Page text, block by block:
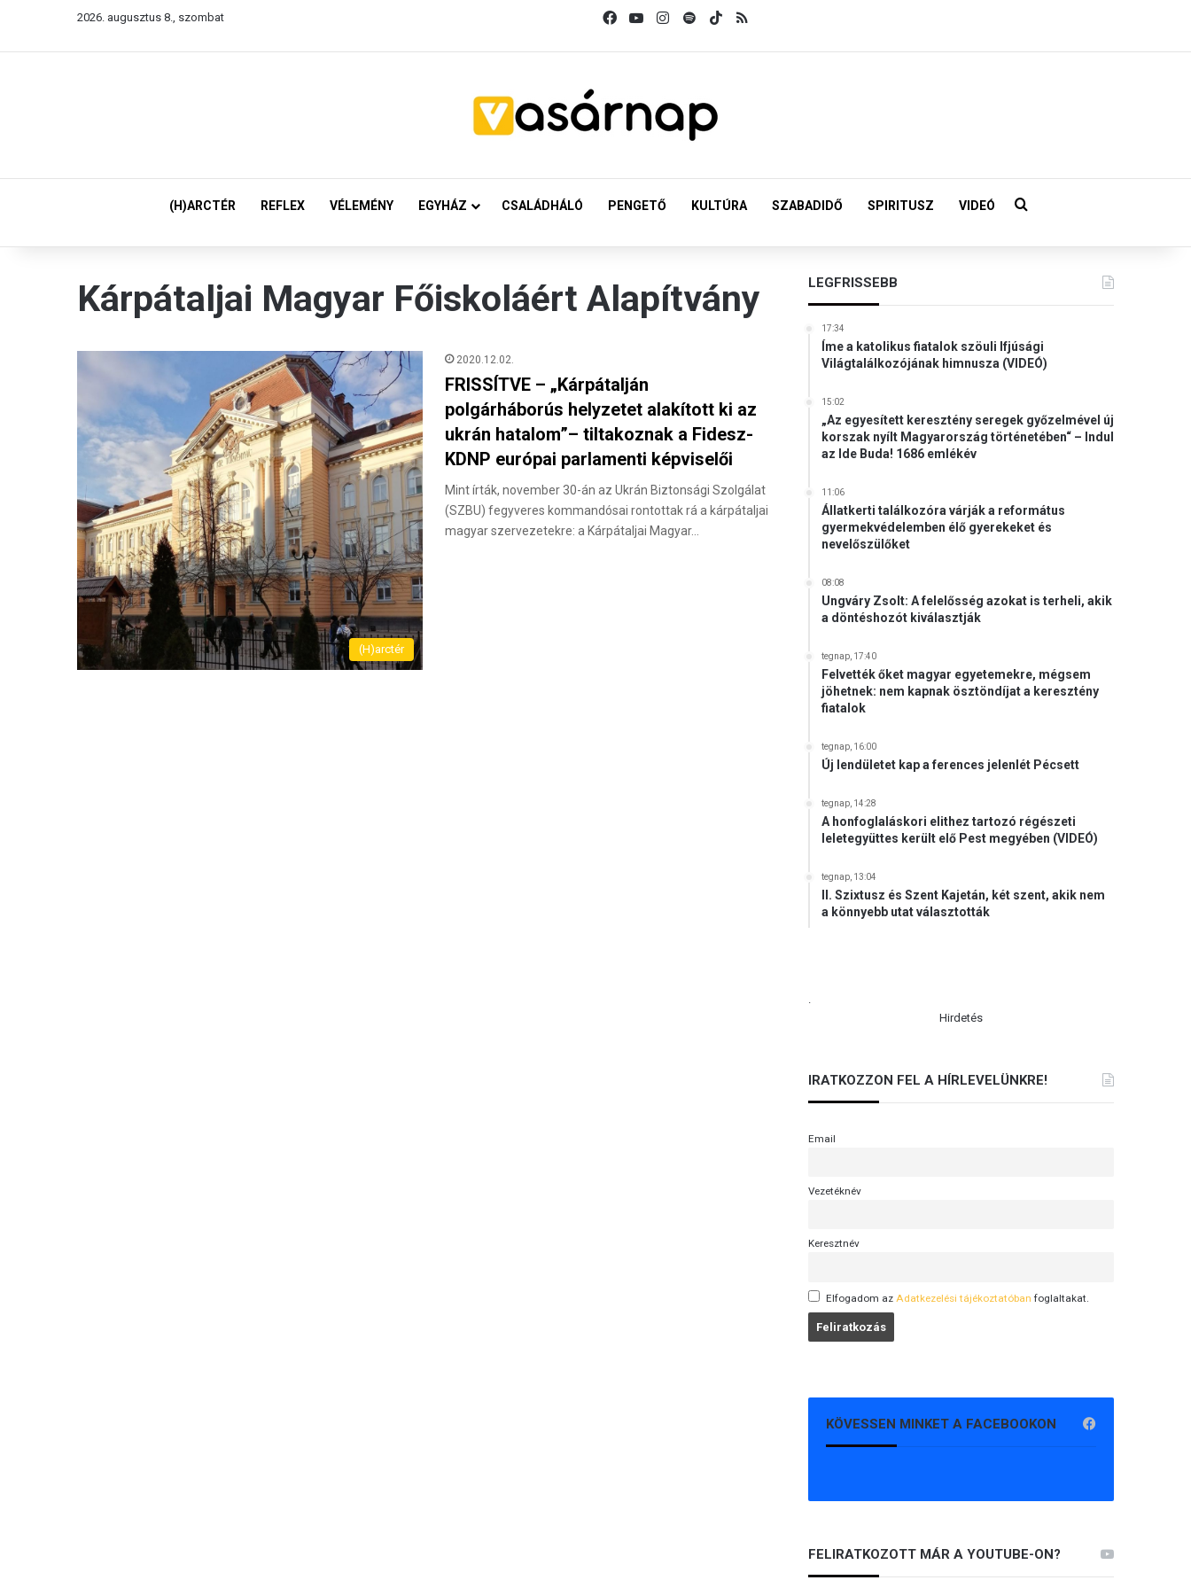
2026. augusztus 8., szombat FacebookYouTubeInstagram
SpotifyTikTok
(H)ARCTÉR REFLEX VÉLEMÉNY EGYHÁZ CSALÁDHÁLÓ PENGETŐ KULTÚRA SZABADIDŐ SPIRITUSZ VIDEÓ Keresés:
Kárpátaljai Magyar Főiskoláért Alapítvány
(H)arctér
2020.12.02.
FRISSÍTVE – „Kárpátalján
polgárháborús helyzetet alakított ki az
ukrán hatalom”– tiltakoznak a Fidesz-
KDNP európai parlamenti képviselői
Mint írták, november 30-án az Ukrán Biztonsági Szolgálat
(SZBU) fegyveres kommandósai rontottak rá a kárpátaljai
magyar szervezetekre: a Kárpátaljai Magyar…
LEGFRISSEBB
17:34
Íme a katolikus fiatalok szöuli Ifjúsági
Világtalálkozójának himnusza (VIDEÓ)
15:02
„Az egyesített keresztény seregek győzelmével új
korszak nyílt Magyarország történetében“ – Indul
az Ide Buda! 1686 emlékév
11:06
Állatkerti találkozóra várják a református
gyermekvédelemben élő gyerekeket és
nevelőszülőket
08:08
Ungváry Zsolt: A felelősség azokat is terheli, akik
a döntéshozót kiválasztják
tegnap, 17:40
Felvették őket magyar egyetemekre, mégsem
jöhetnek: nem kapnak ösztöndíjat a keresztény
fiatalok
tegnap, 16:00
Új lendületet kap a ferences jelenlét Pécsett
tegnap, 14:28
A honfoglaláskori elithez tartozó régészeti
leletegyüttes került elő Pest megyében (VIDEÓ)
tegnap, 13:04
II. Szixtusz és Szent Kajetán, két szent, akik nem
a könnyebb utat választották
.
Hirdetés
IRATKOZZON FEL A HÍRLEVELÜNKRE!
Email
Vezetéknév
Keresztnév
Elfogadom az Adatkezelési tájékoztatóban foglaltakat.
KÖVESSEN MINKET A FACEBOOKON
FELIRATKOZOTT MÁR A YOUTUBE-ON?